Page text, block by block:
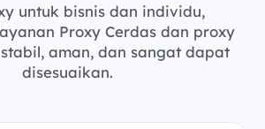
untuk bisnis dan individu,
Proxy Cerdas dan proxy
aman, dan sangat dapat
disesuaikan.